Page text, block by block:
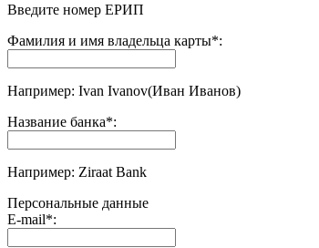
Введите номер ЕРИП
Фамилия и имя владельца карты*:
Например: Ivan Ivanov(Иван Иванов)
Название банка*:
Например: Ziraat Bank
Персональные данные
E-mail*: